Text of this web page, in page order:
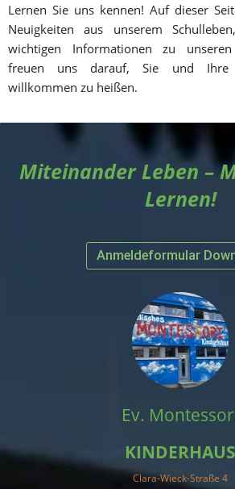
Lernen Sie uns kennen! Auf dieser
Neuigkeiten aus unserem
wichtigen Informationen zu
freuen uns darauf, Sie und Ihre
willkommen zu heißen.
Miteinander Leben –
Lernen!
Anmeldeformular
Ev.
KINDERHAUS
Clara-Wieck-Straße 4